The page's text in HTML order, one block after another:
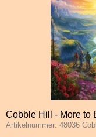
Cobble Hill - More to
Artikelnummer: 48036